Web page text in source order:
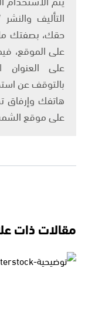
حقك، بصفتك
على الموقع،
بالتوقف عن
هاتفك وإرفاق
على موقع
مقالات ذات